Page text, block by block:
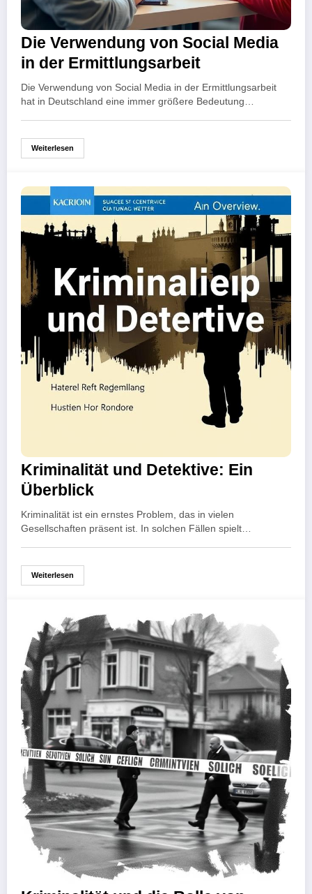
Die Verwendung von Social Media
in der Ermittlungsarbeit
Die Verwendung von Social Media in der Ermittlungsarbeit
hat in Deutschland eine immer größere Bedeutung…
Weiterlesen
Kriminalität und Detektive: Ein
Überblick
Kriminalität ist ein ernstes Problem, das in vielen
Gesellschaften präsent ist. In solchen Fällen spielt…
Weiterlesen